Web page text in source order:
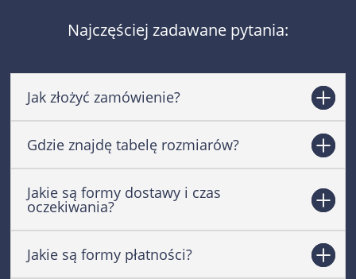
Najczęściej zadawane pytania:
Jak złożyć zamówienie?
Gdzie znajdę tabelę rozmiarów?
Jakie są formy dostawy i czas
oczekiwania?
Jakie są formy płatności?